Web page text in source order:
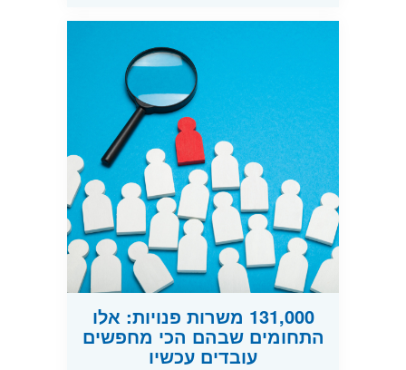
131,000 משרות פנויות: אלו
התחומים שבהם הכי מחפשים
עובדים עכשיו